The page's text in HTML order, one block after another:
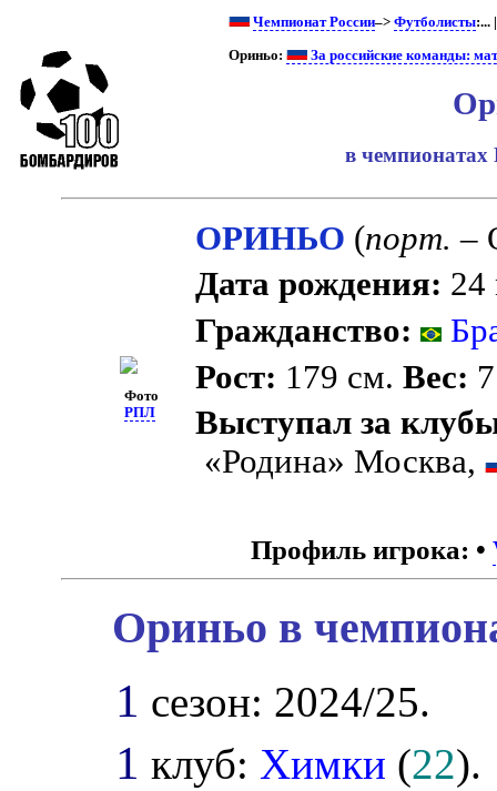
Чемпионат России–>Футболисты:...
Ориньо: За российские команды:
в чемпионатах
Фото
РПЛ
ОРИНЬО (порт. –
Дата рождения: 24
Гражданство:
Рост: 179 см.Вес:
Выступал за
«Родина» Москва,
Профиль игрока: •
Ориньо в
1 сезон: 2024/25.
1 клуб: Химки (22).